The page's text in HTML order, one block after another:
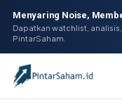
Menyaring Noise,
Dapatkan watchlist,
PintarSaham.